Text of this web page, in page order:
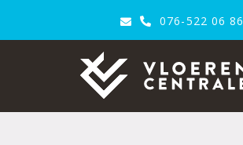
076-522 06 86